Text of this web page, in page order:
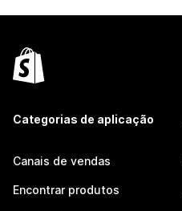
Categorias de aplicação
Canais de vendas
Encontrar produtos